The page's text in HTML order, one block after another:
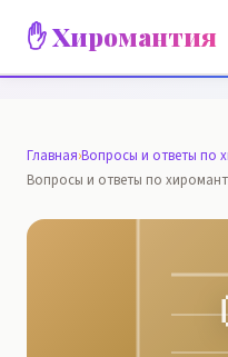
✋ Хиромантия
Главная›Вопросы и ответы по
Вопросы и ответы по